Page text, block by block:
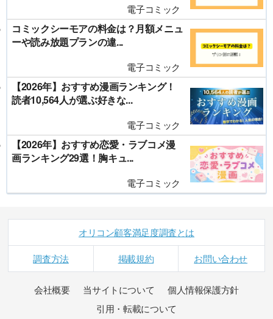
電子コミック
コミックシーモアの料金は？月額メニュ
ーや読み放題プランの違...
電子コミック
【2026年】おすすめ漫画ランキング！
読者10,564人が選ぶ好きな...
電子コミック
【2026年】おすすめ恋愛・ラブコメ漫
画ランキング29選！胸キュ...
電子コミック
オリコン顧客満足度調査とは
調査方法 掲載規約 お問い合わせ
会社概要 当サイトについて
個人情報保護方針
引用・転載について